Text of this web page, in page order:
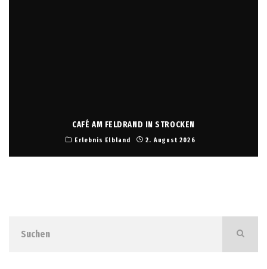
CAFÉ AM FELDRAND IN STROCKEN
Erlebnis Elbland 2. August 2026